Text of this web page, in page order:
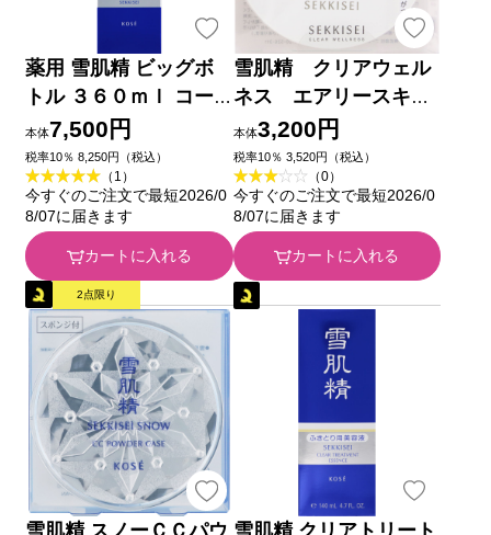
薬用 雪肌精 ビッグボ
トル ３６０ｍｌ コー
セー (医薬部外品)
本体7,500円
税率10％ 8,250円（税込）
（1）
今すぐのご注文で最短2026/0
8/07に届きます
カートに入れる
雪肌精 クリアウェル
ネス エアリースキン
ヴェール フェイスパ
ウダー １０ｇ コーセ
ー
本体3,200円
税率10％ 3,520円（税込）
（0）
今すぐのご注文で最短2026/0
8/07に届きます
カートに入れる
2点限り